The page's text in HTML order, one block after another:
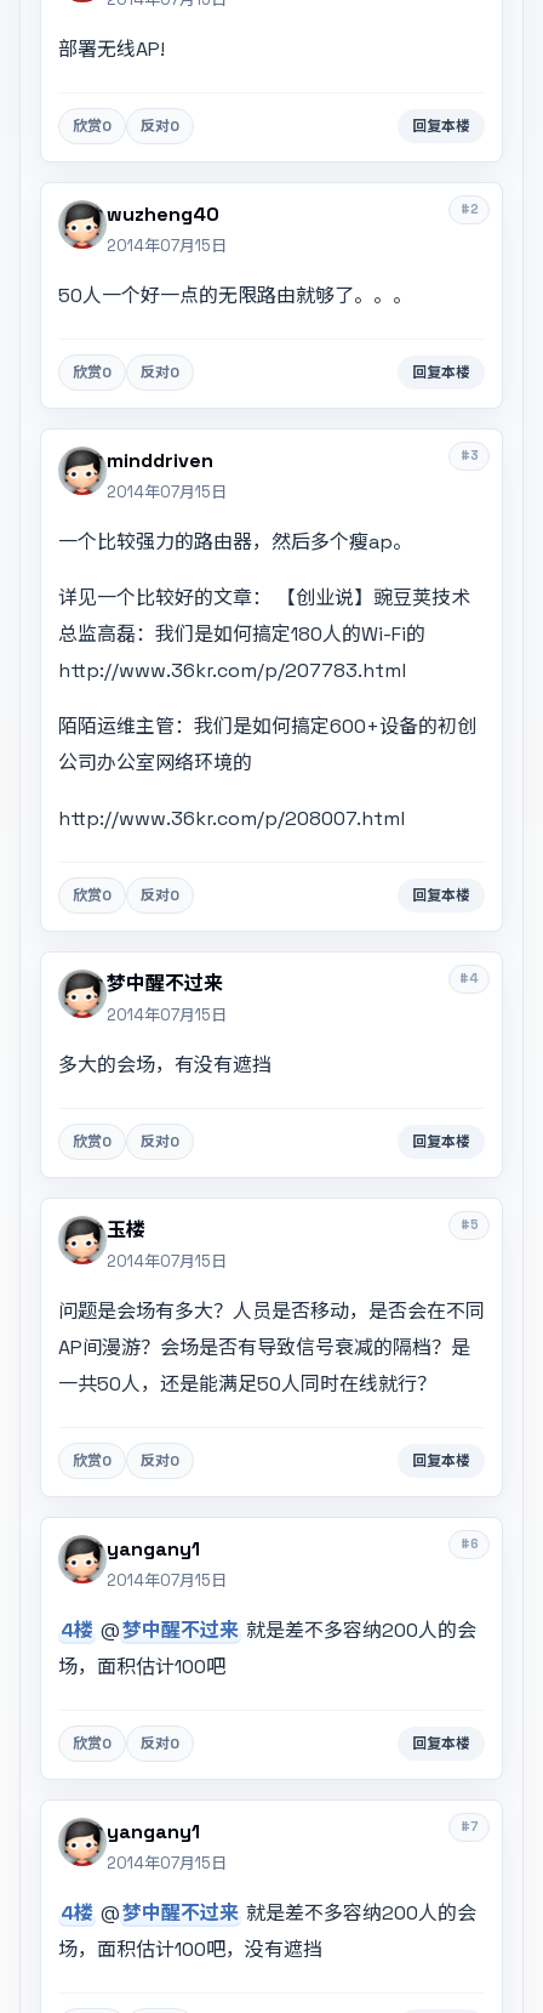
部署无线AP!
欣赏0 反对0 回复本楼
#2
wuzheng40
2014年07月15日
50人一个好一点的无限路由就够了。。。
欣赏0 反对0 回复本楼
#3
minddriven
2014年07月15日
一个比较强力的路由器，然后多个瘦ap。
详见一个比较好的文章： 【创业说】豌豆荚技术
总监高磊：我们是如何搞定180人的Wi-Fi的
http://www.36kr.com/p/207783.html
陌陌运维主管：我们是如何搞定600+设备的初创
公司办公室网络环境的
http://www.36kr.com/p/208007.html
欣赏0 反对0 回复本楼
#4
梦中醒不过来
2014年07月15日
多大的会场，有没有遮挡
欣赏0 反对0 回复本楼
#5
玉楼
2014年07月15日
问题是会场有多大？人员是否移动，是否会在不同
AP间漫游？会场是否有导致信号衰减的隔档？是
一共50人，还是能满足50人同时在线就行？
欣赏0 反对0 回复本楼
#6
yangany1
2014年07月15日
4楼 @梦中醒不过来 就是差不多容纳200人的会
场，面积估计100吧
欣赏0 反对0 回复本楼
#7
yangany1
2014年07月15日
4楼 @梦中醒不过来 就是差不多容纳200人的会
场，面积估计100吧，没有遮挡